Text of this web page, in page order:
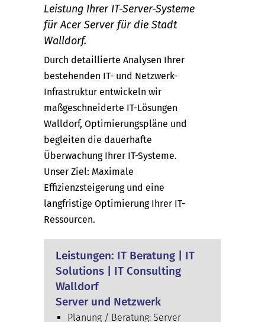
Leistung Ihrer IT-Server-Systeme
für Acer Server für die Stadt
Walldorf.
Durch detaillierte Analysen Ihrer
bestehenden IT- und Netzwerk-
Infrastruktur entwickeln wir
maßgeschneiderte IT-Lösungen
Walldorf, Optimierungspläne und
begleiten die dauerhafte
Überwachung Ihrer IT-Systeme.
Unser Ziel: Maximale
Effizienzsteigerung und eine
langfristige Optimierung Ihrer IT-
Ressourcen.
Leistungen: IT Beratung | IT
Solutions | IT Consulting
Walldorf
Server und Netzwerk
Planung / Beratung: Server